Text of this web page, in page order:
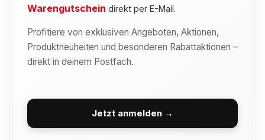
Warengutschein direkt per E-Mail.
Profitiere von exklusiven Angeboten, Aktionen,
Produktneuheiten und besonderen Rabattaktionen –
direkt in deinem Postfach.
Jetzt anmelden →